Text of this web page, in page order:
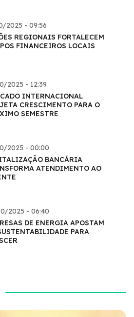
2025 - 09:56
REGIONAIS FORTALECEM
FINANCEIROS LOCAIS
2025 - 12:39
INTERNACIONAL
CRESCIMENTO PARA O
SEMESTRE
2025 - 00:00
BANCÁRIA
ATENDIMENTO AO
2025 - 06:40
DE ENERGIA APOSTAM
PARA